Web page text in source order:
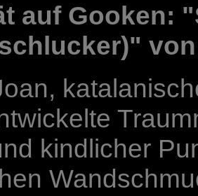
auf Gooken:
kindlicher